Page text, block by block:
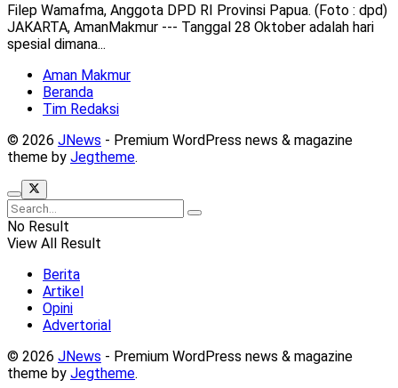
Filep Wamafma, Anggota DPD RI Provinsi Papua. (Foto : dpd)
JAKARTA, AmanMakmur --- Tanggal 28 Oktober adalah hari
spesial dimana...
Aman Makmur
Beranda
Tim Redaksi
© 2026 JNews - Premium WordPress news & magazine
theme by Jegtheme.
No Result
View All Result
Berita
Artikel
Opini
Advertorial
© 2026 JNews - Premium WordPress news & magazine
theme by Jegtheme.